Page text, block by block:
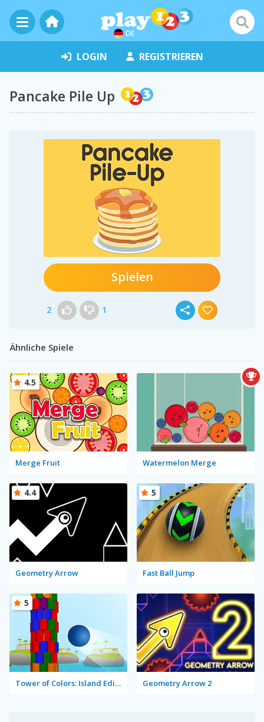
DE
LOGIN REGISTRIEREN
Pancake Pile Up
Spielen
2 1
Ähnliche Spiele
Merge Fruit
4.5
Watermelon Merge
Geometry Arrow
4.4
Fast Ball Jump
5
Tower of Colors: Island Edition
5
Geometry Arrow 2